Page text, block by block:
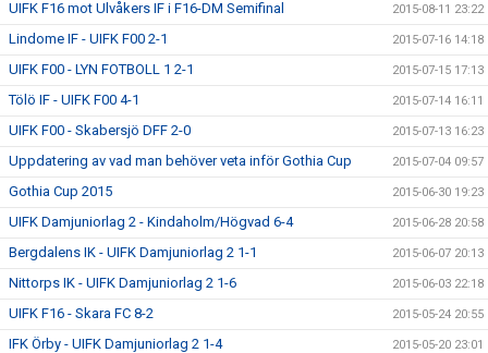
UIFK F16 mot Ulvåkers IF i F16-DM Semifinal 2015-08-11 23:22
Lindome IF - UIFK F00 2-1 2015-07-16 14:18
UIFK F00 - LYN FOTBOLL 1 2-1 2015-07-15 17:13
Tölö IF - UIFK F00 4-1 2015-07-14 16:11
UIFK F00 - Skabersjö DFF 2-0 2015-07-13 16:23
Uppdatering av vad man behöver veta inför Gothia Cup 2015-07-04 09:57
Gothia Cup 2015 2015-06-30 19:23
UIFK Damjuniorlag 2 - Kindaholm/Högvad 6-4 2015-06-28 20:58
Bergdalens IK - UIFK Damjuniorlag 2 1-1 2015-06-07 20:13
Nittorps IK - UIFK Damjuniorlag 2 1-6 2015-06-03 22:18
UIFK F16 - Skara FC 8-2 2015-05-24 20:55
IFK Örby - UIFK Damjuniorlag 2 1-4 2015-05-20 23:01